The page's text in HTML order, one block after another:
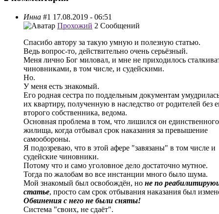
Инна #1 17.08.2019 - 06:51
Прохожий 2 Сообщений
Спасибо автору за такую умную и полезную статью.
Ведь вопрос-то, действительно очень серьёзный.
Меня лично Бог миловал, и мне не приходилось
чиновниками, в том числе, и судейскими.
Но.
У меня есть знакомый.
Его родная сестра по поддельным документам
их квартиру, полученную в наследство от родителей без
второго собственника, ведома.
Основная проблема в том, что лишился он единственного
жилища, когда отбывал срок наказания за превышение
самообороны.
Я подозреваю, что в этой афере "завязаны" в том числе и
судейские чиновники.
Потому что и само уголовное дело достаточно мутное.
Тогда по жалобам во все инстанции много было шума.
Мой знакомый был освобождён, но не по
статье, просто сам срок отбывания наказания был
Обвинения с него не были сняты!
Система "своих, не сдаёт".